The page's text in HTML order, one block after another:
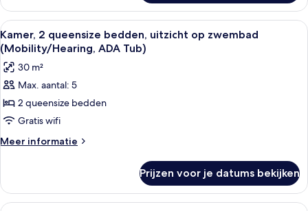
laden
2
queensize
bedden,
uitzicht
op
lagune
(Hearing)
Alle
foto's
voor
Kamer,
2
queensize
bedden,
uitzicht
(Mobility/Hearing,
ADA
Een hotelkamer met twee bedden,
6
Kamer, 2 queensize bedden, uitzicht op zwembad
(Mobility/Hearing, ADA Tub)
30 m²
Max. aantal: 5
2 queensize bedden
Gratis wifi
Meer informatie
Meer
2
queensize
Prijzen voor je datums bekijken
Een hotelkamer met twee bedden,